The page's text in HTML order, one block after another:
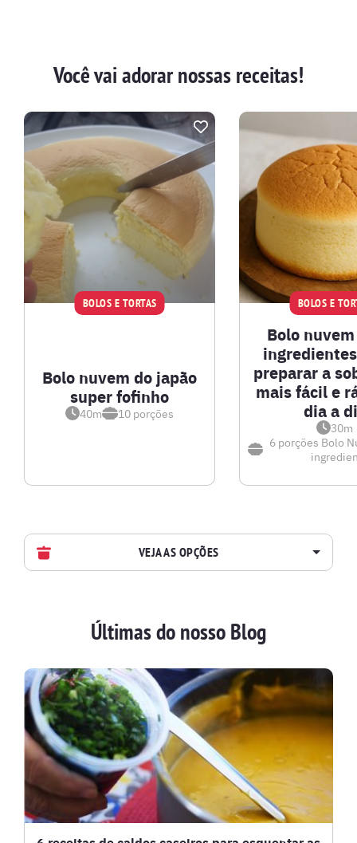
Você vai adorar nossas receitas!
BOLOS E TORTAS
Bolo nuvem do japão
super fofinho
40m 10 porções
BOLOS E
Bolo
preparar a
mais fácil e
dia a
30m
6 porções Bolo
VEJA AS OPÇÕES
BATIDAS
BEBIDAS E DRINKS
BISCOITOS
BOLOS E TORTAS
CALDOS
Últimas do nosso Blog